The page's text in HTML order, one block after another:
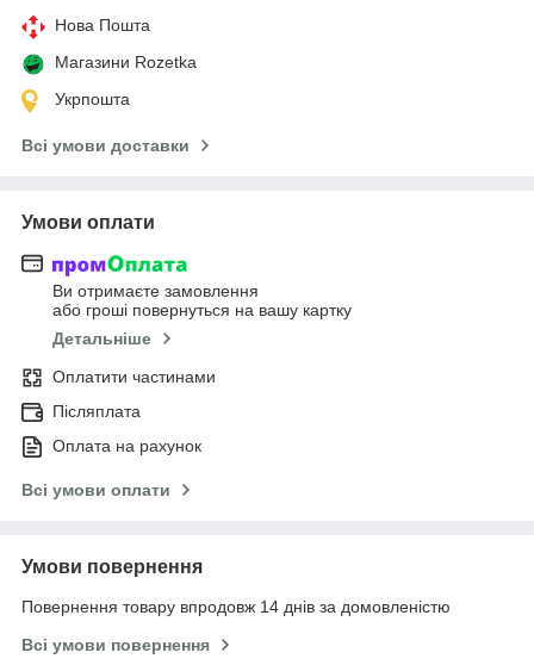
Нова Пошта
Магазини Rozetka
Укрпошта
Всі умови доставки
Умови оплати
Ви отримаєте замовлення
або гроші повернуться на вашу картку
Детальніше
Оплатити частинами
Післяплата
Оплата на рахунок
Всі умови оплати
Умови повернення
Повернення товару впродовж 14 днів за домовленістю
Всі умови повернення